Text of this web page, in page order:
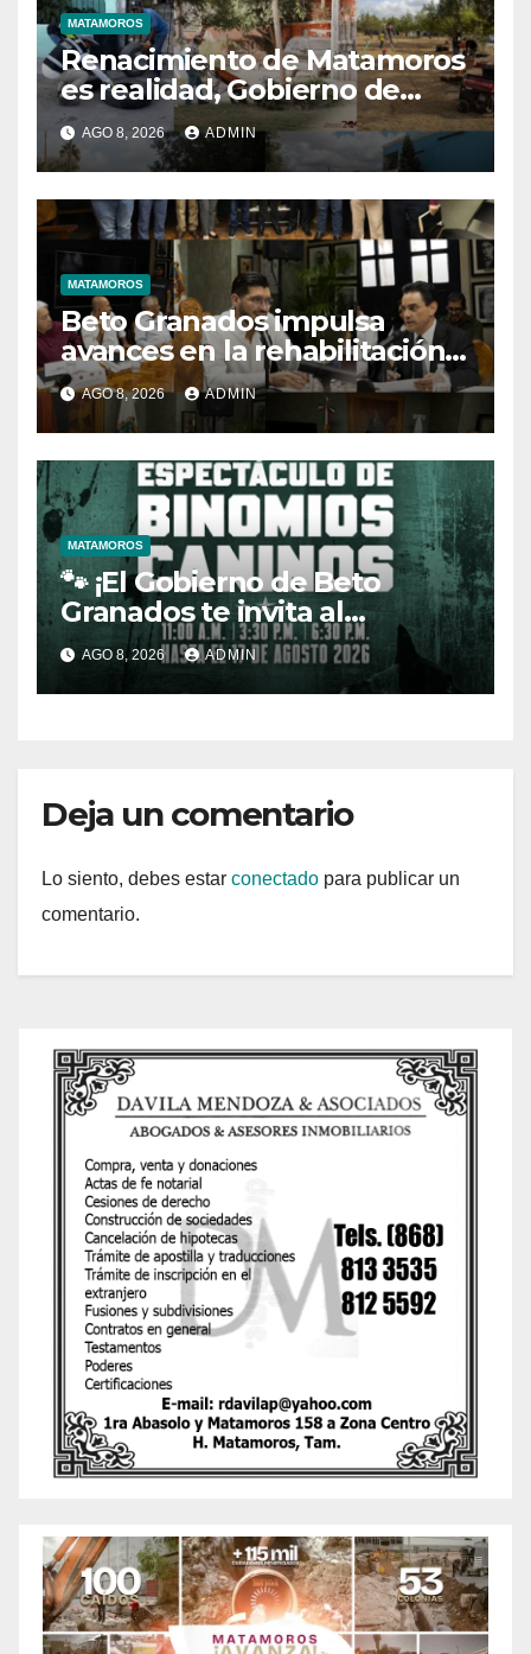
MATAMOROS
Renacimiento de Matamoros
es realidad, Gobierno de
Beto mantiene trabajos
permanentes en beneficio
de la población
AGO 8, 2026 ADMIN
MATAMOROS
Beto Granados impulsa
avances en la rehabilitación
del drenaje y fortalecimiento
de la JAD
AGO 8, 2026 ADMIN
MATAMOROS
🐾 ¡El Gobierno de Beto
Granados te invita al
espectáculo de Binomios
Caninos!
AGO 8, 2026 ADMIN
Deja un comentario
Lo siento, debes estar conectado para publicar un
comentario.